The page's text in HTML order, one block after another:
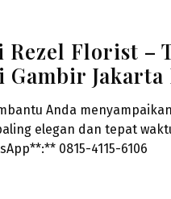
Rezel Florist –
Gambir Jakarta
Anda
elegan dan tepat
0815-4115-6106